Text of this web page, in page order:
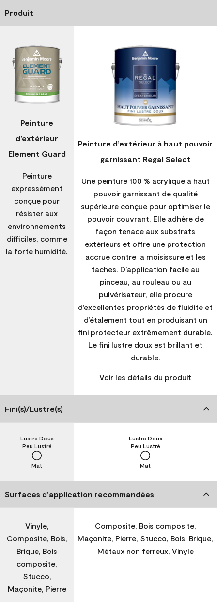
Produit
Peinture
d’extérieur
Element Guard
Peinture
expressément
conçue pour
résister aux
environnements
difficiles, comme
la forte humidité.
Peinture d’extérieur à haut pouvoir
garnissant Regal Select
Une peinture 100 % acrylique à haut
pouvoir garnissant de qualité
supérieure conçue pour optimiser le
pouvoir couvrant. Elle adhère de
façon tenace aux substrats
extérieurs et offre une protection
accrue contre la moisissure et les
taches. D’application facile au
pinceau, au rouleau ou au
pulvérisateur, elle procure
d’excellentes propriétés de fluidité et
d’étalement tout en produisant un
fini protecteur extrêmement durable.
Le fini lustre doux est brillant et
durable.
Voir les détails du produit
Fini(s)/Lustre(s)
Mat
Peu Lustré
Lustre Doux
Mat
Peu Lustré
Lustre Doux
Surfaces d’application recommandées
Vinyle,
Composite, Bois,
Brique, Bois
composite,
Stucco,
Maçonite, Pierre
Composite, Bois composite,
Maçonite, Pierre, Stucco, Bois, Brique,
Métaux non ferreux, Vinyle